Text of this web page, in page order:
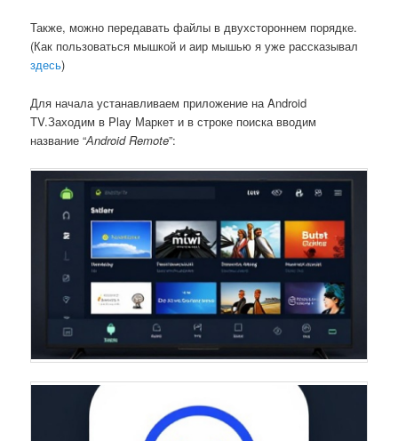
Также, можно передавать файлы в двухстороннем порядке.
(Как пользоваться мышкой и аир мышью я уже рассказывал
здесь)
Для начала устанавливаем приложение на Android
TV.Заходим в Play Маркет и в строке поиска вводим
название “Аndroid Remote”: